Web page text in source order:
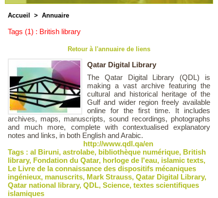
Accueil > Annuaire
Tags (1) : British library
Retour à l'annuaire de liens
Qatar Digital Library
The Qatar Digital Library (QDL) is
making a vast archive featuring the
cultural and historical heritage of the
Gulf and wider region freely available
online for the first time. It includes
archives, maps, manuscripts, sound recordings, photographs
and much more, complete with contextualised explanatory
notes and links, in both English and Arabic.
http://www.qdl.qa/en
Tags : al Biruni, astrolabe, bibliothèque numérique, British
library, Fondation du Qatar, horloge de l'eau, islamic texts,
Le Livre de la connaissance des dispositifs mécaniques
ingénieux, manuscrits, Mark Strauss, Qatar Digital Library,
Qatar national library, QDL, Science, textes scientifiques
islamiques